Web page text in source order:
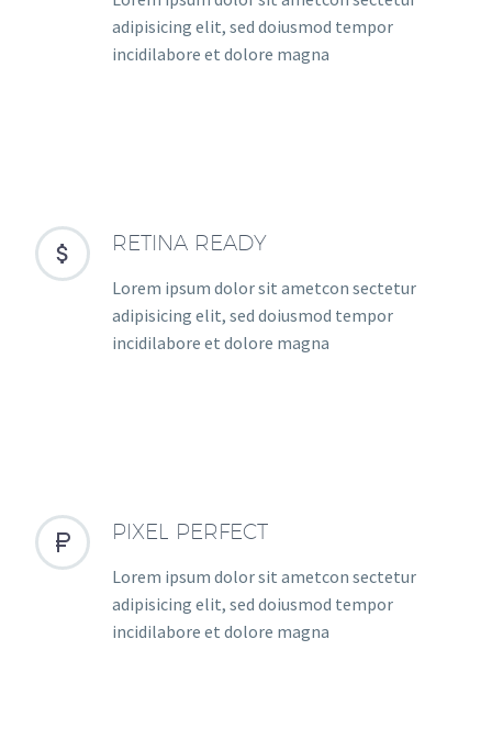
adipisicing elit, sed doiusmod tempor
incidilabore et dolore magna

 RETINA READY
Lorem ipsum dolor sit ametcon sectetur
adipisicing elit, sed doiusmod tempor
incidilabore et dolore magna

 PIXEL PERFECT
Lorem ipsum dolor sit ametcon sectetur
adipisicing elit, sed doiusmod tempor
incidilabore et dolore magna